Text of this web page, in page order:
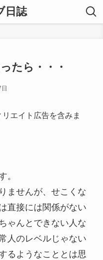
日誌
たら・・・
エイト広告を含みま
。
ませんが、せこくな
直接には関係がない
ゃんとできない人な
人のレベルじゃない
るようなこととは思